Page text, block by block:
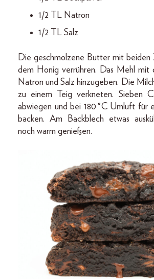
1/2 TL Natron
1/2 TL Salz
Die geschmolzene Butter mit beiden
dem Honig verrühren. Das Mehl mit
Natron und Salz hinzugeben. Die
zu einem Teig verkneten. Sieben
abwiegen und bei 180 °C Umluft für
backen. Am Backblech etwas
noch warm genießen.